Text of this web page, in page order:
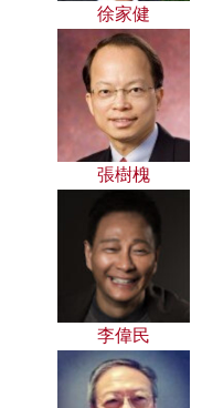
徐家健
張樹槐
李偉民